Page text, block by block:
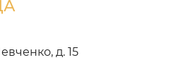
д. 15